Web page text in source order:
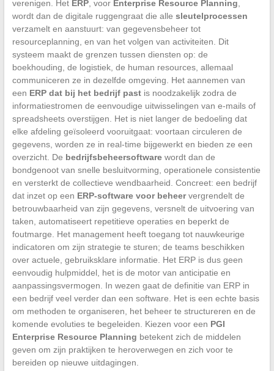
verenigen. Het ERP, voor Enterprise Resource Planning
wordt dan de digitale ruggengraat die alle sleutelprocessen
verzamelt en aanstuurt: van gegevensbeheer tot
resourceplanning, en van het volgen van activiteiten. Dit
systeem maakt de grenzen tussen diensten op: de
boekhouding, de logistiek, de human resources, allemaal
communiceren ze in dezelfde omgeving. Het aannemen van
een ERP dat bij het bedrijf pastis noodzakelijk zodra de
informatiestromen de eenvoudige uitwisselingen van e-mails of
spreadsheets overstijgen. Het is niet langer de bedoeling dat
elke afdeling geïsoleerd vooruitgaat: voortaan circuleren de
gegevens, worden ze in real-time bijgewerkt en bieden ze een
overzicht. De bedrijfsbeheersoftwarewordt dan de
bondgenoot van snelle besluitvorming, operationele consistentie
en versterkt de collectieve wendbaarheid. Concreet: een bedrijf
dat inzet op een ERP-software voor beheervergrendelt de
betrouwbaarheid van zijn gegevens, versnelt de uitvoering van
taken, automatiseert repetitieve operaties en beperkt de
foutmarge. Het management heeft toegang tot nauwkeurige
indicatoren om zijn strategie te sturen; de teams beschikken
over actuele, gebruiksklare informatie. Het ERP is dus geen
eenvoudig hulpmiddel, het is de motor van anticipatie en
aanpassingsvermogen. In wezen gaat de definitie van ERP in
een bedrijf veel verder dan een software. Het is een echte basis
om methoden te organiseren, het beheer te structureren en de
komende evoluties te begeleiden. Kiezen voor een PGI
Enterprise Resource Planning betekent zich de middelen
geven om zijn praktijken te heroverwegen en zich voor te
bereiden op nieuwe uitdagingen.